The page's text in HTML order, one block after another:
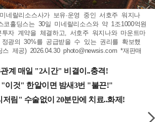
네랄리소스사가 보유·운영 중인 서호주 워지나
홀딩스는 30일 미네랄리소스와 약 1조1000억원
자 계약을 체결하고, 서호주 워지나와 마운트마
광의 30%를 공급받을 수 있는 권리를 확보했
스 제공) 2026.04.30photo@newsis.com *재판매